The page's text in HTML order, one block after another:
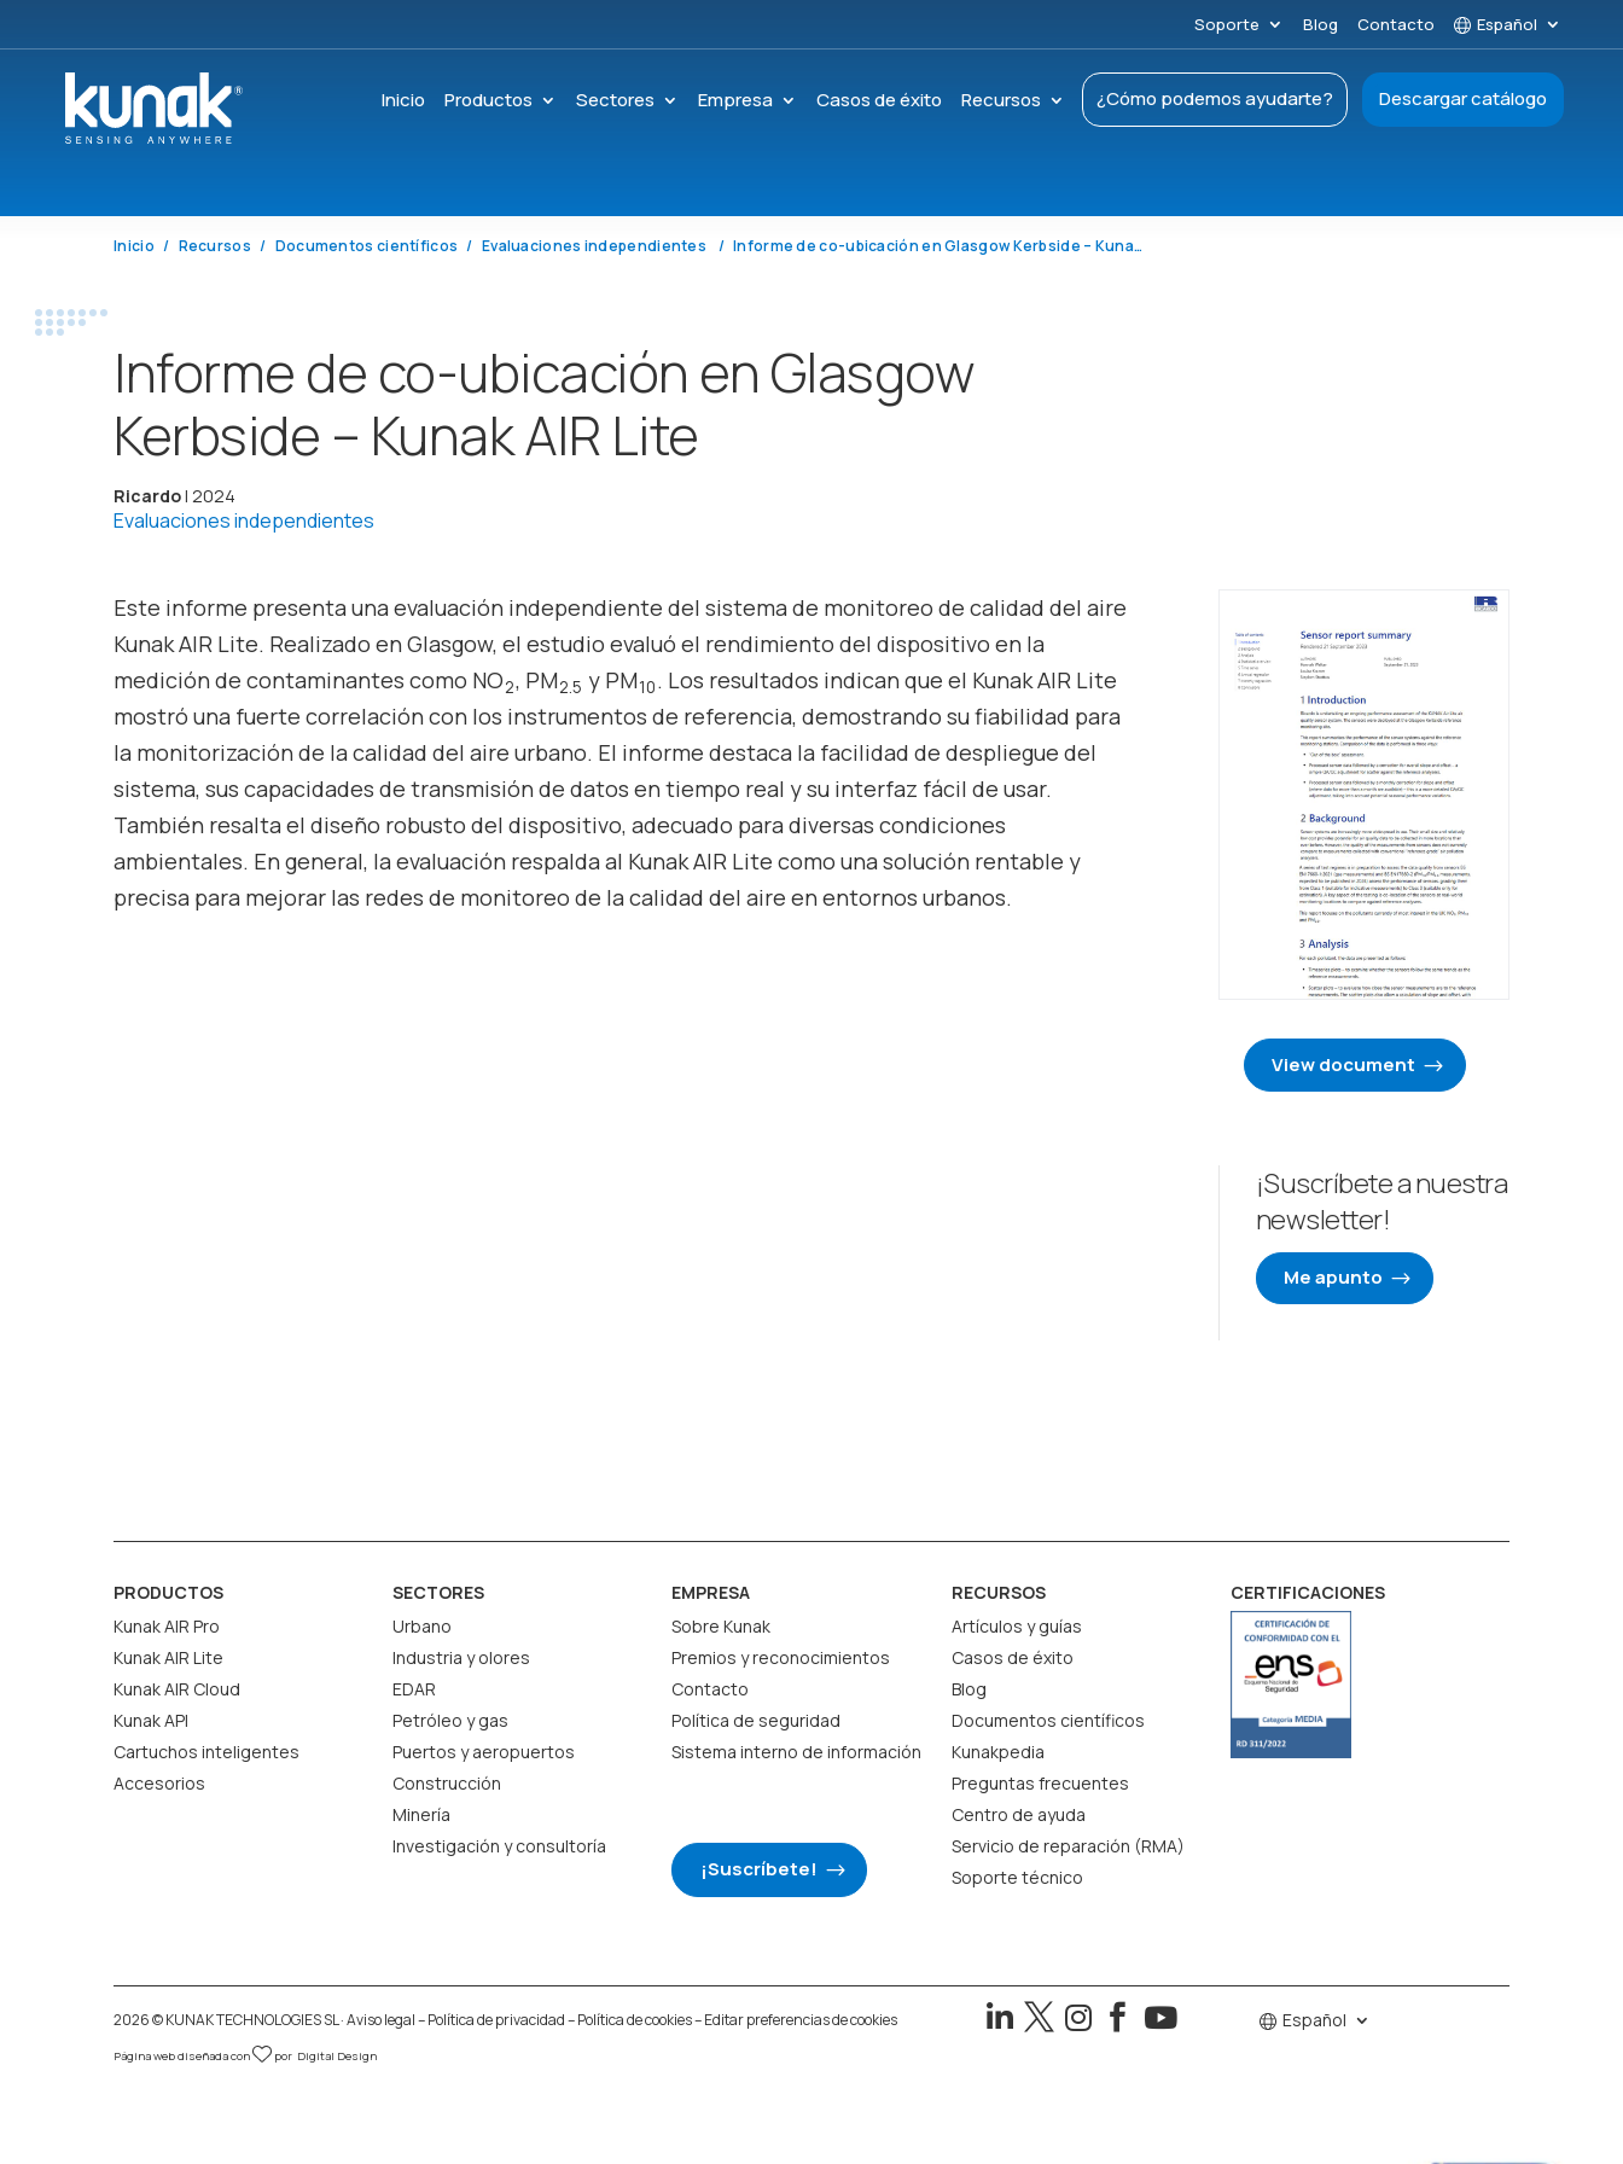
Soporte Blog Contacto Español
Inicio Productos Sectores Empresa Casos de éxito Recursos ¿Cómo podemos ayudarte? Descargar catálogo
Inicio Recursos Documentos científicos Evaluaciones independientes Informe de co-ubicación en Glasgow Kerbside – Kunak AIR Lite
Informe de co-ubicación en Glasgow
Kerbside – Kunak AIR Lite
Ricardo| 2024
Evaluaciones independientes
Este informe presenta una evaluación independiente del sistema de monitoreo de calidad del aire
Kunak AIR Lite. Realizado en Glasgow, el estudio evaluó el rendimiento del dispositivo en la
medición de contaminantes como NO2, PM2.5 y PM10 . Los resultados indican que el Kunak AIR Lite
mostró una fuerte correlación con los instrumentos de referencia, demostrando su fiabilidad para
la monitorización de la calidad del aire urbano. El informe destaca la facilidad de despliegue del
sistema, sus capacidades de transmisión de datos en tiempo real y su interfaz fácil de usar.
También resalta el diseño robusto del dispositivo, adecuado para diversas condiciones
ambientales. En general, la evaluación respalda al Kunak AIR Lite como una solución rentable y
precisa para mejorar las redes de monitoreo de la calidad del aire en entornos urbanos.
View document
¡Suscríbete a nuestra
newsletter!
Me apunto
PRODUCTOS
Kunak AIR Pro
Kunak AIR Lite
Kunak AIR Cloud
Kunak API
Cartuchos inteligentes
Accesorios
SECTORES
Urbano
Industria y olores
EDAR
Petróleo y gas
Puertos y aeropuertos
Construcción
Minería
Investigación y consultoría
EMPRESA
Sobre Kunak
Premios y reconocimientos
Contacto
Política de seguridad
Sistema interno de información
¡Suscríbete!
RECURSOS
Artículos y guías
Casos de éxito
Blog
Documentos científicos
Kunakpedia
Preguntas frecuentes
Centro de ayuda
Servicio de reparación (RMA)
Soporte técnico
CERTIFICACIONES
2026 © KUNAK TECHNOLOGIES SL ·Aviso legal–Política de privacidad–Política de cookies–Editar preferencias de cookies
Página web diseñada con por Digital Design
     Español